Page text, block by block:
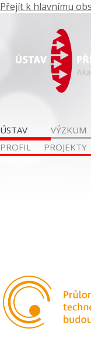
Přejít k hlavnímu
ÚSTAV VÝZKUM
PROFIL
PROJEKTY